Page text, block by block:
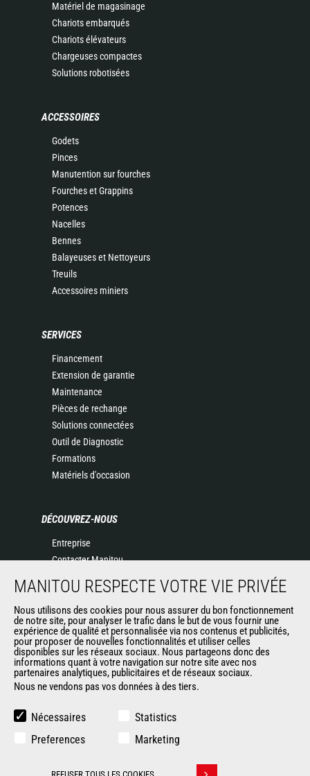
Matériel de magasinage
Chariots embarqués
Chariots élévateurs
Chargeuses compactes
Solutions robotisées
ACCESSOIRES
Godets
Pinces
Manutention sur fourches
Fourches et Grappins
Potences
Nacelles
Bennes
Balayeuses et Nettoyeurs
Treuils
Accessoires miniers
SERVICES
Financement
Extension de garantie
Maintenance
Pièces de rechange
Solutions connectées
Outil de Diagnostic
Formations
Matériels d'occasion
DÉCOUVREZ-NOUS
Entreprise
Contacter Manitou
Politique de protection des données
Evénements
Actualités
Historique
AUTRES SITES DU GROUPE
Manitou Group
Used Manitou Machines
MANITOU RESPECTE VOTRE VIE PRIVÉE
Nous utilisons des cookies pour nous assurer du bon fonctionnement
de notre site, pour analyser le trafic dans le but de vous fournir une
expérience de qualité et personnalisée via nos contenus et publicités,
pour proposer de nouvelles fonctionnalités et utiliser celles
disponibles sur les réseaux sociaux. Nous partageons donc des
informations quant à votre navigation sur notre site avec nos
partenaires analytiques, publicitaires et de réseaux sociaux.
Nous ne vendons pas vos données à des tiers.
Nécessaires
Statistics
Preferences
Marketing